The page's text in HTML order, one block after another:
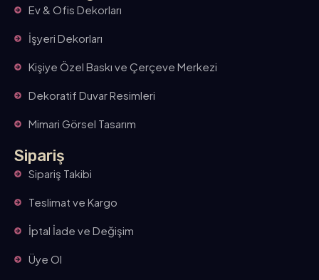
Ev & Ofis Dekorları
İşyeri Dekorları
Kişiye Özel Baskı ve Çerçeve Merkezi
Dekoratif Duvar Resimleri
Mimari Görsel Tasarım
Sipariş
Sipariş Takibi
Teslimat ve Kargo
İptal İade ve Değişim
Üye Ol